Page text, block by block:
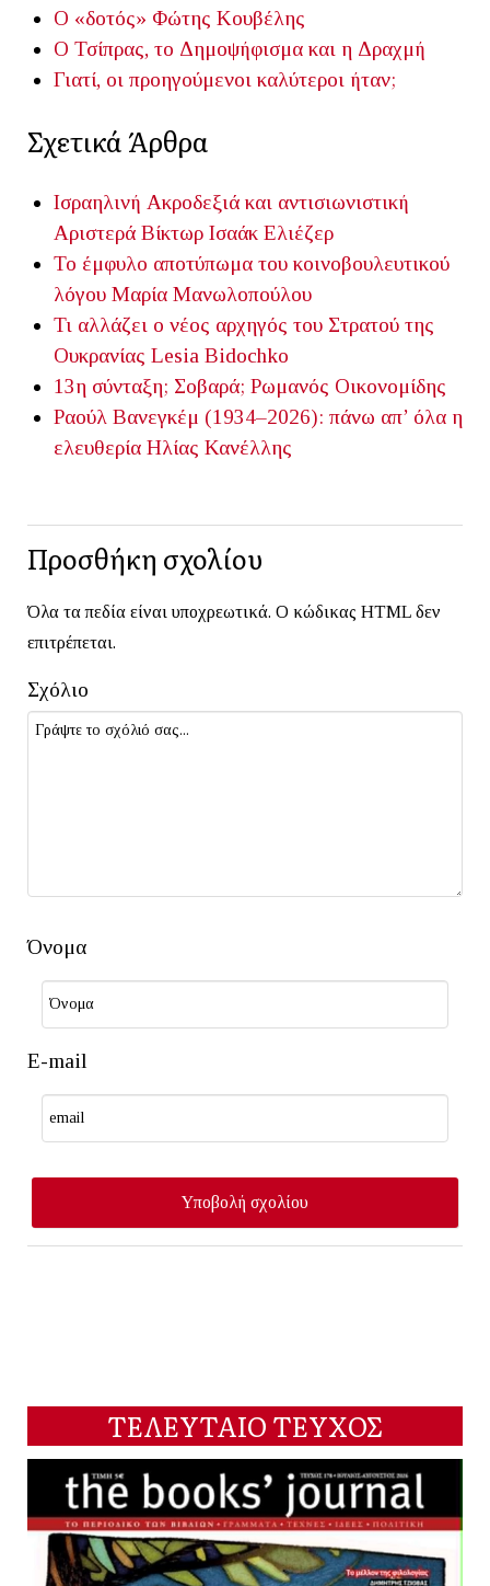
Ο «δοτός» Φώτης Κουβέλης
Ο Τσίπρας, το Δημοψήφισμα και η Δραχμή
Γιατί, οι προηγούμενοι καλύτεροι ήταν;
Σχετικά Άρθρα
Ισραηλινή Ακροδεξιά και αντισιωνιστική
Αριστερά Βίκτωρ Ισαάκ Ελιέζερ
Το έμφυλο αποτύπωμα του κοινοβουλευτικού
λόγου Μαρία Μανωλοπούλου
Τι αλλάζει ο νέος αρχηγός του Στρατού της
Ουκρανίας Lesia Bidochko
13η σύνταξη; Σοβαρά; Ρωμανός Οικονομίδης
Ραούλ Βανεγκέμ (1934–2026): πάνω απ’ όλα η
ελευθερία Ηλίας Κανέλλης
Προσθήκη σχολίου
Όλα τα πεδία είναι υποχρεωτικά. Ο κώδικας HTML δεν
επιτρέπεται.
Σχόλιο
Όνομα
E-mail
ΤΕΛΕΥΤΑΙΟ ΤΕΥΧΟΣ